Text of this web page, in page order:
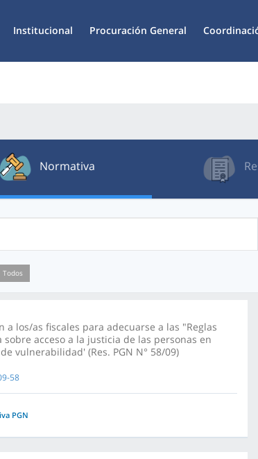
Institucional Procuración General
Todos
Normativa
a los/as fiscales para adecuarse a las "Reglas
sobre acceso a la justicia de las personas en
vulnerabilidad' (Res. PGN N° 58/09)
58
PGN